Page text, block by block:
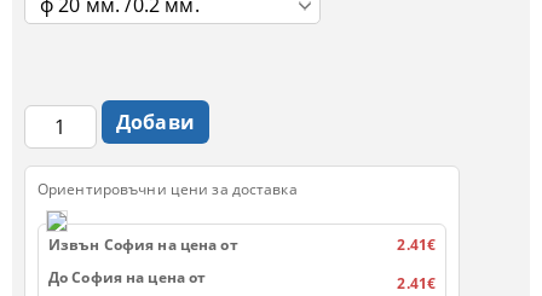
Ориентировъчни цени за доставка
Извън София на цена от
2.41€
До София на цена от
2.41€